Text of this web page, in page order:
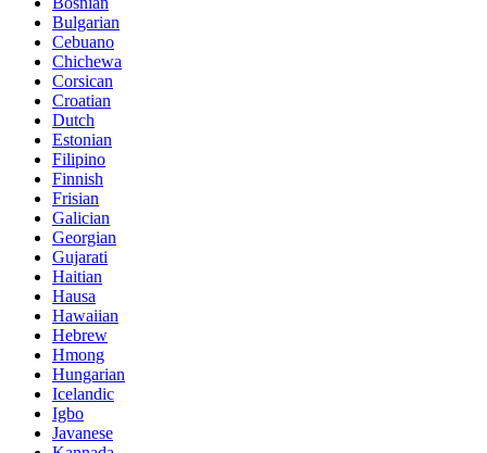
Bulgarian
Cebuano
Chichewa
Corsican
Croatian
Dutch
Estonian
Filipino
Finnish
Frisian
Galician
Georgian
Gujarati
Haitian
Hausa
Hawaiian
Hebrew
Hmong
Hungarian
Icelandic
Igbo
Javanese